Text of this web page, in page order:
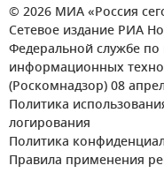
© 2026 МИА «Россия
Сетевое издание РИА
Федеральной службе по
информационных
(Роскомнадзор) 08
Политика
логирования
Политика
Правила применения